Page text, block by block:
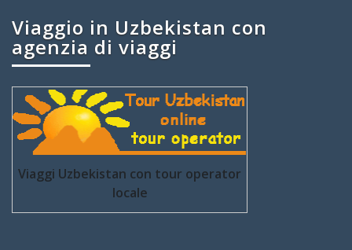
Viaggio in Uzbekistan con
agenzia di viaggi
Viaggi Uzbekistan con tour operator
locale